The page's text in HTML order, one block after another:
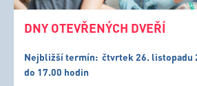
DNY OTEVŘENÝCH DVEŘÍ
Nejbližší termín: čtvrtek 26. listopadu
do 17.00 hodin